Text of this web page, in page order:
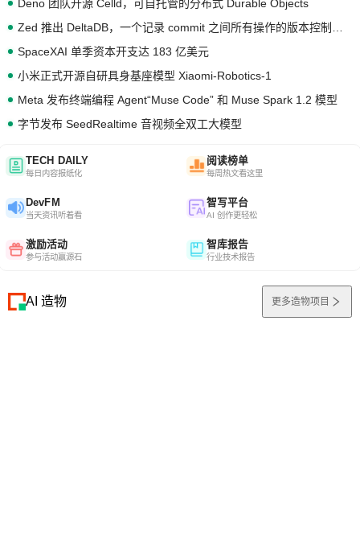
Deno 团队开源 Celld，可自托管的分布式 Durable Objects
SpaceXAI 单季资本开支达 183 亿美元
小米正式开源自研具身基座模型 Xiaomi-Robotics-1
Meta 发布终端编程 Agent“Muse Code” 和 Muse Spark 1.2 模型
字节发布 SeedRealtime 音视频全双工大模型
TECH DAILY
每日内容报纸化
阅读榜单
每周热文看这里
DevFM
当天资讯听着看
智写平台
AI 创作更轻松
激励活动
参与活动赢源石
智库报告
行业技术报告
AI 造物 更多造物项目